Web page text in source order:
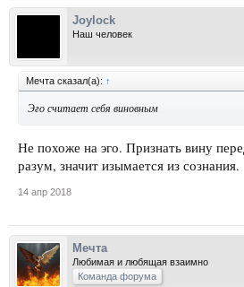
Joylock
Наш человек
Мечта сказал(а): ↑
Эго считает себя виновным
Не похоже на эго. Признать вину
разум, значит изымается из сознания.
14 апр 2018
Мечта
Любимая и любящая взаимно
Команда форума